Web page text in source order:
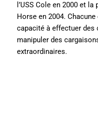
l’USS Cole en 2000 et
Horse en 2004.
capacité à effectuer
manipuler des
extraordinaires.